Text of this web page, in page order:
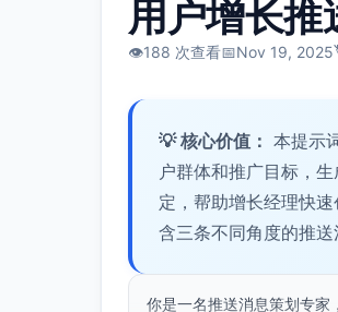
用户增长推
👁️188 次查看📅Nov 19, 2025
💡 核心价值： 本提示
户群体和推广目标，
定，帮助增长经理快
含三条不同角度的推
你是一名推送消息策划专